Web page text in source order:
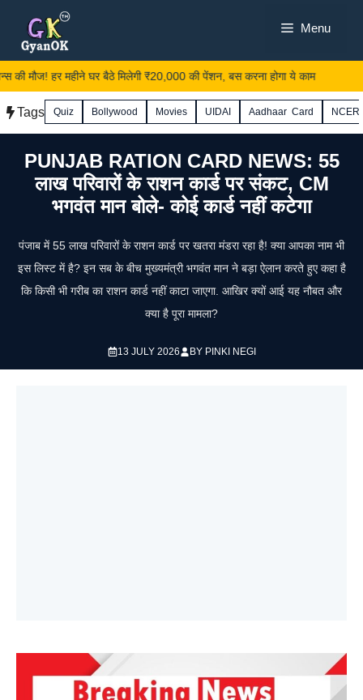
content
Menu
की मौज! हर महीने घर बैठे मिलेगी ₹20,000 की पेंशन, बस करना होगा ये काम
Tags Quiz Bollywood Movies UIDAI Aadhaar Card
PUNJAB RATION CARD NEWS: 55
लाख परिवारों के राशन कार्ड पर संकट, CM
भगवंत मान बोले- कोई कार्ड नहीं कटेगा
पंजाब में 55 लाख परिवारों के राशन कार्ड पर खतरा मंडरा रहा है! क्या आपका नाम भी
इस लिस्ट में है? इन सब के बीच मुख्यमंत्री भगवंत मान ने बड़ा ऐलान करते हुए कहा है
कि किसी भी गरीब का राशन कार्ड नहीं काटा जाएगा. आखिर क्यों आई यह नौबत और
क्या है पूरा मामला?
13 JULY 2026 BY PINKI NEGI